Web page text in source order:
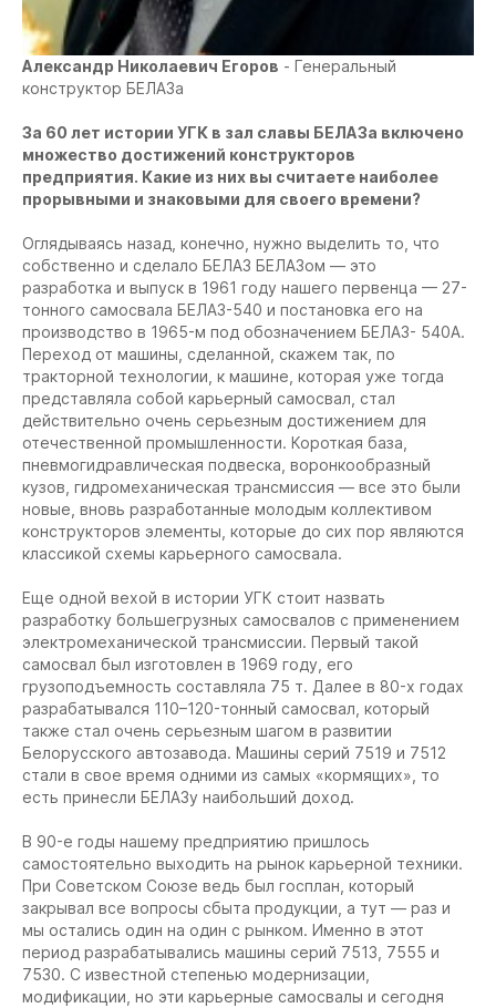
Александр Николаевич Егоров - Генеральный
конструктор БЕЛАЗа
За 60 лет истории УГК в зал славы БЕЛАЗа включено
множество достижений конструкторов
предприятия. Какие из них вы считаете наиболее
прорывными и знаковыми для своего времени?
Оглядываясь назад, конечно, нужно выделить то, что
собственно и сделало БЕЛАЗ БЕЛАЗом — это
разработка и выпуск в 1961 году нашего первенца — 27-
тонного самосвала БЕЛАЗ-540 и постановка его на
производство в 1965-м под обозначением БЕЛАЗ- 540А.
Переход от машины, сделанной, скажем так, по
тракторной технологии, к машине, которая уже тогда
представляла собой карьерный самосвал, стал
действительно очень серьезным достижением для
отечественной промышленности. Короткая база,
пневмогидравлическая подвеска, воронкообразный
кузов, гидромеханическая трансмиссия — все это были
новые, вновь разработанные молодым коллективом
конструкторов элементы, которые до сих пор являются
классикой схемы карьерного самосвала.
Еще одной вехой в истории УГК стоит назвать
разработку большегрузных самосвалов с применением
электромеханической трансмиссии. Первый такой
самосвал был изготовлен в 1969 году, его
грузоподъемность составляла 75 т. Далее в 80-х годах
разрабатывался 110–120-тонный самосвал, который
также стал очень серьезным шагом в развитии
Белорусского автозавода. Машины серий 7519 и 7512
стали в свое время одними из самых «кормящих», то
есть принесли БЕЛАЗу наибольший доход.
В 90-е годы нашему предприятию пришлось
самостоятельно выходить на рынок карьерной техники.
При Советском Союзе ведь был госплан, который
закрывал все вопросы сбыта продукции, а тут — раз и
мы остались один на один с рынком. Именно в этот
период разрабатывались машины серий 7513, 7555 и
7530. С известной степенью модернизации,
модификации, но эти карьерные самосвалы и сегодня